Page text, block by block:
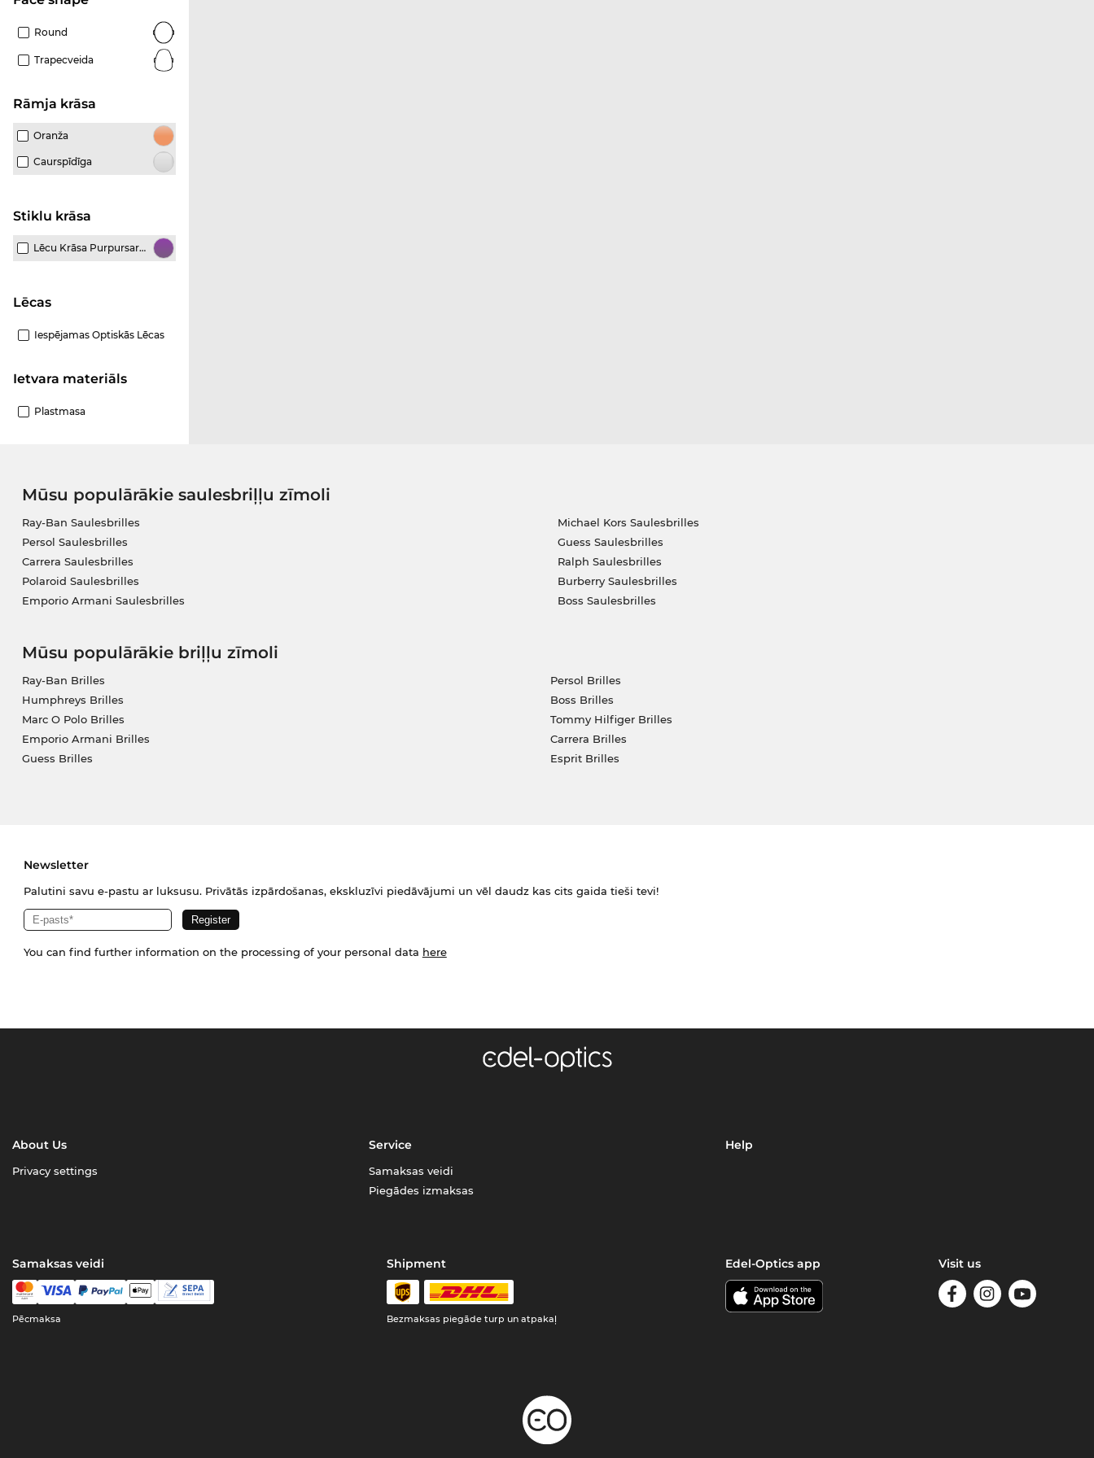
Round
Trapecveida
Rāmja krāsa
Oranža
Caurspīdīga
Stiklu krāsa
Lēcu Krāsa Purpursarkana
Lēcas
Iespējamas Optiskās Lēcas
Ietvara materiāls
Plastmasa
Mūsu populārākie saulesbriļļu zīmoli
Ray-Ban Saulesbrilles
Persol Saulesbrilles
Carrera Saulesbrilles
Polaroid Saulesbrilles
Emporio Armani Saulesbrilles
Michael Kors Saulesbrilles
Guess Saulesbrilles
Ralph Saulesbrilles
Burberry Saulesbrilles
Boss Saulesbrilles
Mūsu populārākie briļļu zīmoli
Ray-Ban Brilles
Humphreys Brilles
Marc O Polo Brilles
Emporio Armani Brilles
Guess Brilles
Persol Brilles
Boss Brilles
Tommy Hilfiger Brilles
Carrera Brilles
Esprit Brilles
Newsletter
Palutini savu e-pastu ar luksusu. Privātās izpārdošanas, ekskluzīvi piedāvājumi un vēl daudz kas cits gaida tieši tevi!
You can find further information on the processing of your personal data here
About Us
Privacy settings
Service
Samaksas veidi
Piegādes izmaksas
Help
Samaksas veidi
Pēcmaksa
Shipment
Bezmaksas piegāde turp un atpakaļ
Edel-Optics app Visit us